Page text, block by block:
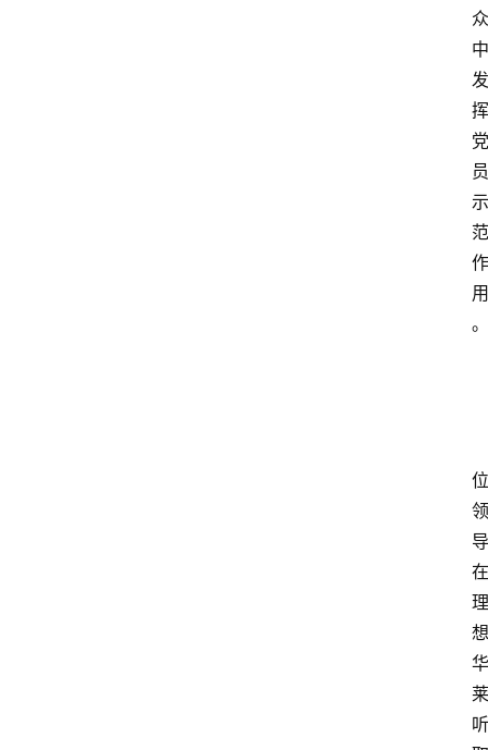
众
中
发
挥
党
员
示
范
作
用
。
位
领
导
在
理
想
华
莱
听